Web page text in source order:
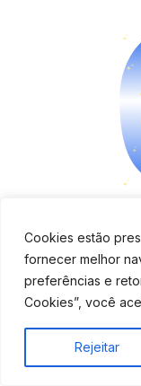
Cookies estão
fornecer melhor
preferências e
Cookies”, você
Rejeitar
Verifique se o
virtuais e